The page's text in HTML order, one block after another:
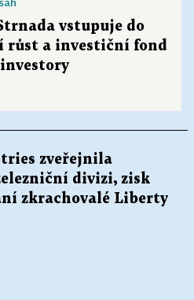
vstupuje do
růst a investiční fond
zveřejnila
divizi, zisk
zkrachovalé Liberty